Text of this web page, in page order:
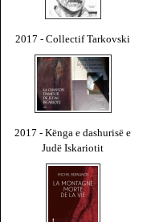
2017 - Collectif Tarkovski
2017 - Kënga e dashurisë e
Judë Iskariotit